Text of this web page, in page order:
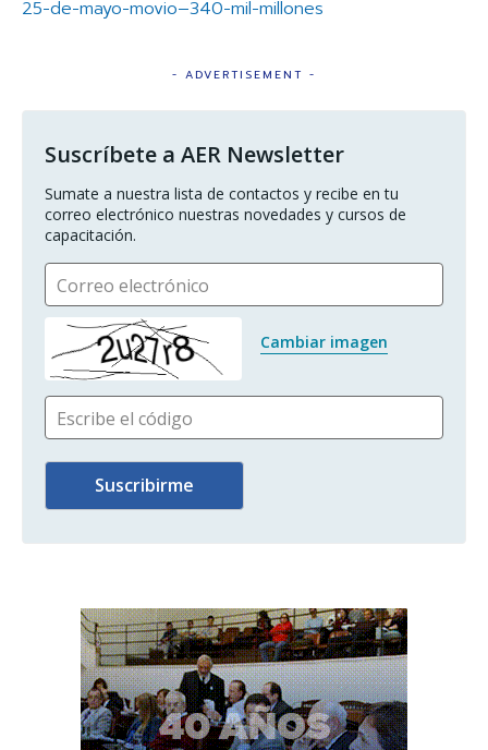
25-de-mayo-movio–340-mil-millones
- ADVERTISEMENT -
Suscríbete a AER Newsletter
Sumate a nuestra lista de contactos y recibe en tu
correo electrónico nuestras novedades y cursos de
capacitación.
Correo electrónico
Cambiar imagen
Escribe el código